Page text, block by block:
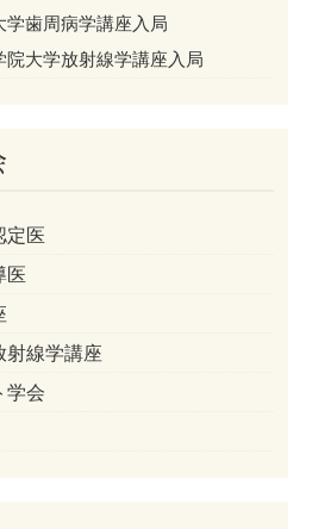
学歯周病学講座入局
院大学放射線学講座入局
定医
医
線学講座
学会